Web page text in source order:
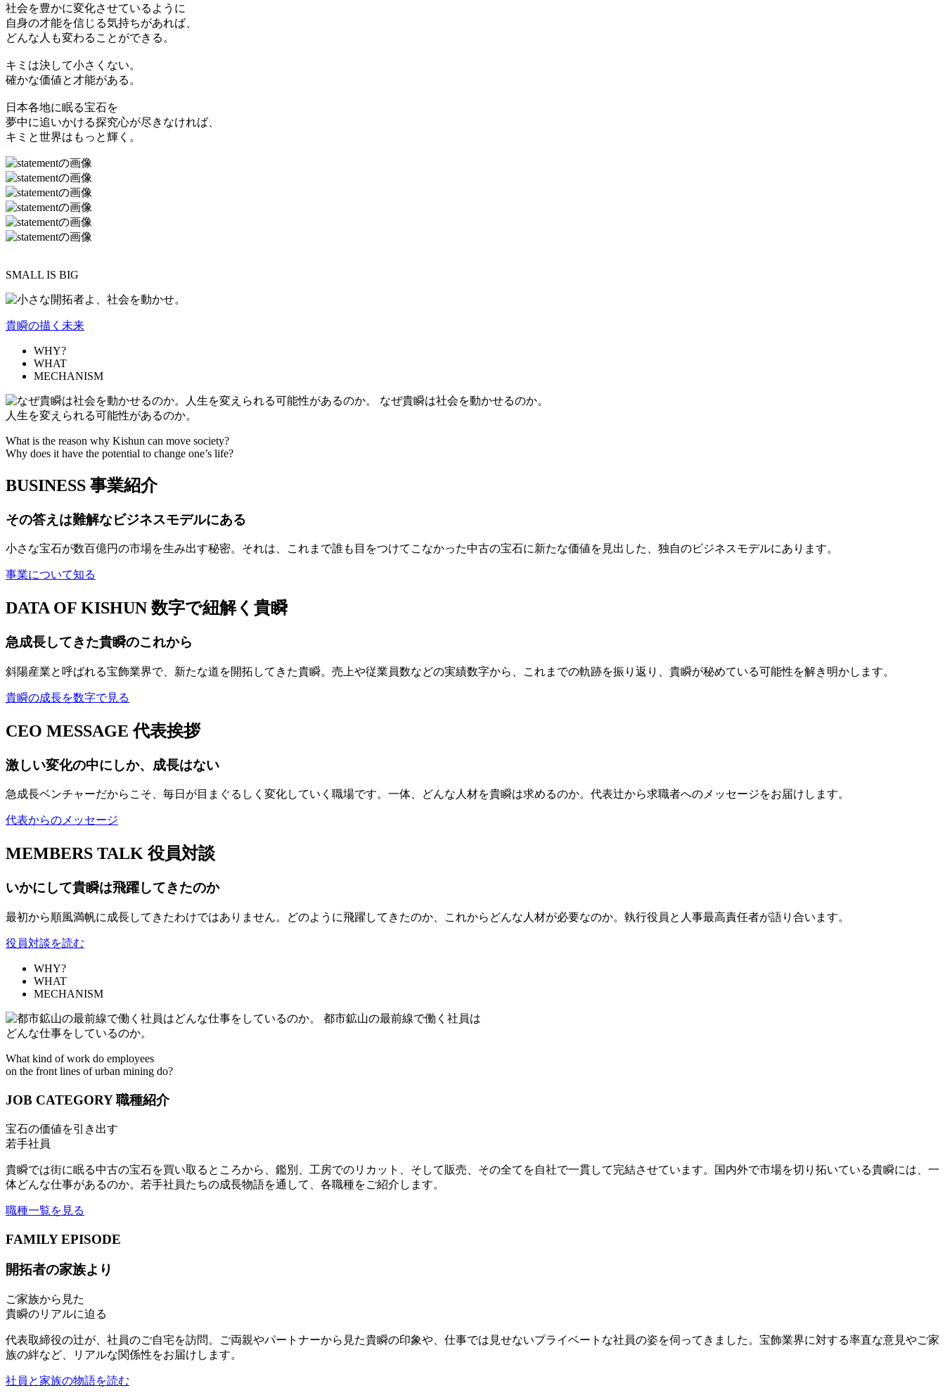
社会を豊かに変化させているように
自身の才能を信じる気持ちがあれば、
どんな人も変わることができる。
キミは決して小さくない。
確かな価値と才能がある。
日本各地に眠る宝石を
夢中に追いかける探究心が尽きなければ、
キミと世界はもっと輝く。
SMALL IS BIG
貴瞬の描く未来
WHY?
WHAT
MECHANISM
なぜ貴瞬は社会を動かせるのか。
人生を変えられる可能性があるのか。
What is the reason why Kishun can move society?
Why does it have the potential to change one’s life?
BUSINESS 事業紹介
その答えは難解なビジネスモデルにある
小さな宝石が数百億円の市場を生み出す秘密。それは、これまで誰も目をつけてこなかった中古の宝石に新たな価値を見出した、独自のビジネスモデルにあります。
事業について知る
DATA OF KISHUN 数字で紐解く貴瞬
急成長してきた貴瞬のこれから
斜陽産業と呼ばれる宝飾業界で、新たな道を開拓してきた貴瞬。売上や従業員数などの実績数字から、これまでの軌跡を振り返り、貴瞬が秘めている可能性を解き明かします。
貴瞬の成長を数字で見る
CEO MESSAGE 代表挨拶
激しい変化の中にしか、成長はない
急成長ベンチャーだからこそ、毎日が目まぐるしく変化していく職場です。一体、どんな人材を貴瞬は求めるのか。代表辻から求職者へのメッセージをお届けします。
代表からのメッセージ
MEMBERS TALK 役員対談
いかにして貴瞬は飛躍してきたのか
最初から順風満帆に成長してきたわけではありません。どのように飛躍してきたのか、これからどんな人材が必要なのか。執行役員と人事最高責任者が語り合います。
役員対談を読む
WHY?
WHAT
MECHANISM
都市鉱山の最前線で働く社員は
どんな仕事をしているのか。
What kind of work do employees
on the front lines of urban mining do?
JOB CATEGORY 職種紹介
宝石の価値を引き出す
若手社員
貴瞬では街に眠る中古の宝石を買い取るところから、鑑別、工房でのリカット、そして販売、その全てを自社で一貫して完結させています。国内外で市場を切り拓いている貴瞬には、一
体どんな仕事があるのか。若手社員たちの成長物語を通して、各職種をご紹介します。
職種一覧を見る
FAMILY EPISODE
開拓者の家族より
ご家族から見た
貴瞬のリアルに迫る
代表取締役の辻が、社員のご自宅を訪問。ご両親やパートナーから見た貴瞬の印象や、仕事では見せないプライベートな社員の姿を伺ってきました。宝飾業界に対する率直な意見やご家
族の絆など、リアルな関係性をお届けします。
社員と家族の物語を読む